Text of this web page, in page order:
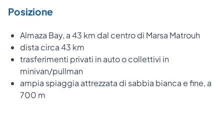
Posizione
Almaza Bay, a 43 km dal centro di Marsa Matrouh
dista circa 43 km
trasferimenti privati in auto o collettivi in
minivan/pullman
ampia spiaggia attrezzata di sabbia bianca e fine, a
700 m